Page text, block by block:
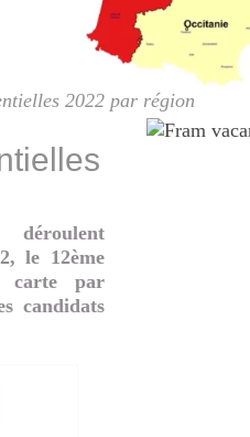
2022 par région
le 12ème
carte par
candidats